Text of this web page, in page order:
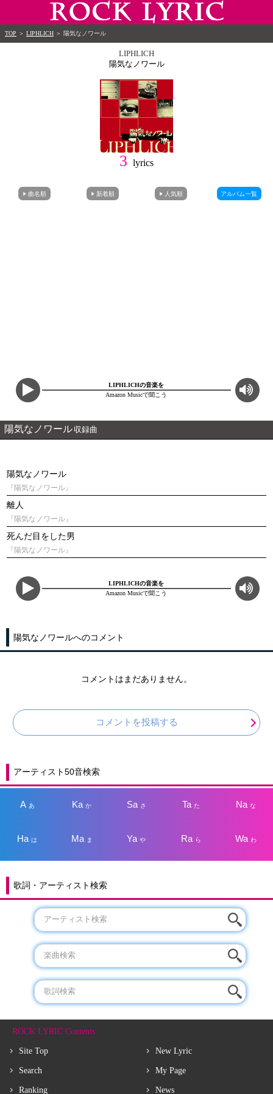
TOP ＞ LIPHLICH ＞ 陽気なノワール
LIPHLICH
陽気なノワール
3 lyrics
曲名順 新着順 人気順 アルバム一覧
LIPHLICHの音楽を
Amazon Musicで聞こう
陽気なノワール 収録曲
陽気なノワール
『陽気なノワール』
離人
『陽気なノワール』
死んだ目をした男
『陽気なノワール』
LIPHLICHの音楽を
Amazon Musicで聞こう
陽気なノワールへのコメント
コメントはまだありません。
コメントを投稿する
アーティスト50音検索
A あ Kaか Sa さ Taた Na な
Haは Ma ま Yaや Ra ら Wa わ
歌詞・アーティスト検索
ROCK LYRIC Contents
Site Top
Search
Ranking
New Lyric
My Page
News